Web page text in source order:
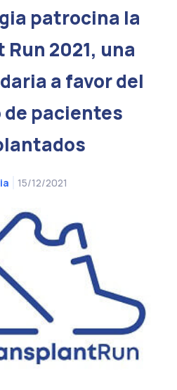
patrocina la
2021, una
a favor del
pacientes
15/12/2021